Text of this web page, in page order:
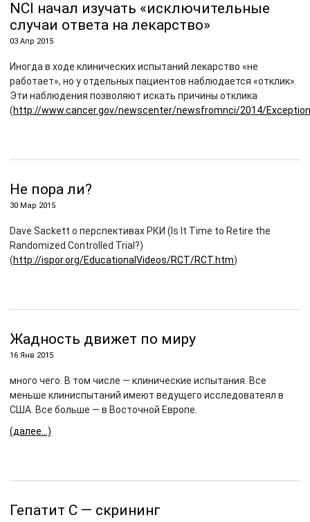
NCI начал изучать «исключительные
случаи ответа на лекарство»
03 Апр 2015
Иногда в ходе клинических испытаний лекарство «не
работает», но у отдельных пациентов наблюдается «отклик».
Эти наблюдения позволяют искать причины отклика
(http://www.cancer.gov/newscenter/newsfromnci/2014/
Не пора ли?
30 Мар 2015
Dave Sackett о перспективах РКИ (Is It Time to Retire the
Randomized Controlled Trial?)
(http://ispor.org/EducationalVideos/RCT/RCT.htm)
Жадность движет по миру
16 Янв 2015
много чего. В том числе — клинические испытания. Все
меньше клиниспытаний имеют ведущего исследоватеял в
США. Все больше — в Восточной Европе.
(далее…)
Гепатит С — скрининг